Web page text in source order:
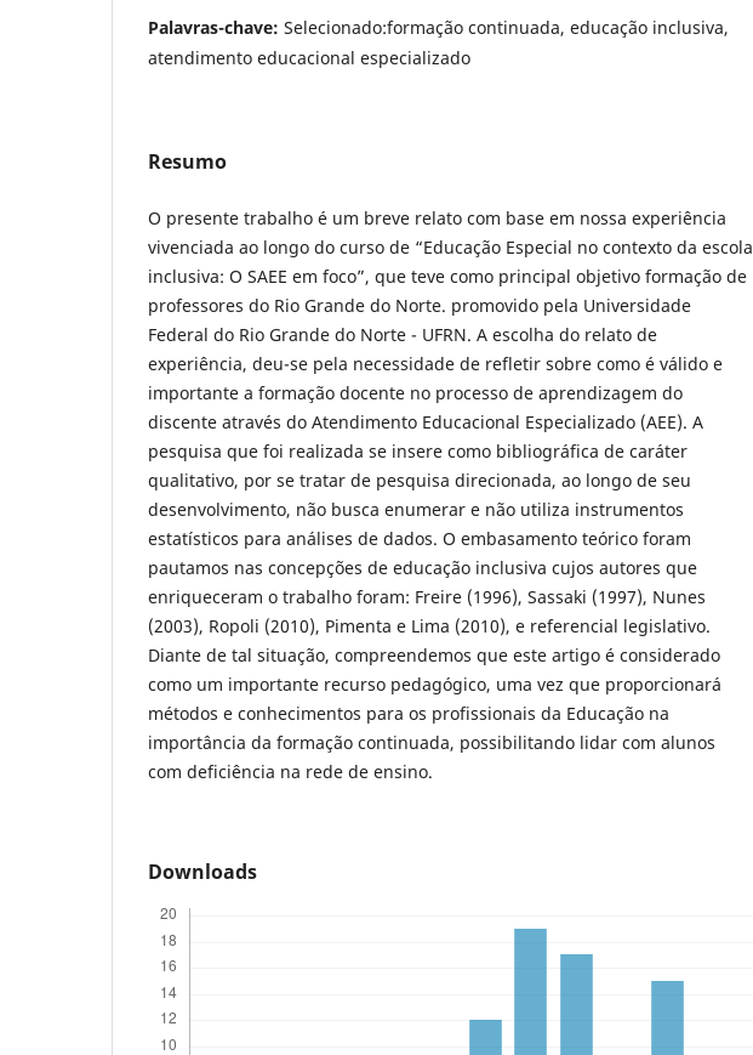
Palavras-chave: Selecionado:formação continuada, educação inclusiva,
atendimento educacional especializado
Resumo
O presente trabalho é um breve relato com base em nossa experiência
vivenciada ao longo do curso de “Educação Especial no contexto da escola
inclusiva: O SAEE em foco”, que teve como principal objetivo formação de
professores do Rio Grande do Norte. promovido pela Universidade
Federal do Rio Grande do Norte - UFRN. A escolha do relato de
experiência, deu-se pela necessidade de refletir sobre como é válido e
importante a formação docente no processo de aprendizagem do
discente através do Atendimento Educacional Especializado (AEE). A
pesquisa que foi realizada se insere como bibliográfica de caráter
qualitativo, por se tratar de pesquisa direcionada, ao longo de seu
desenvolvimento, não busca enumerar e não utiliza instrumentos
estatísticos para análises de dados. O embasamento teórico foram
pautamos nas concepções de educação inclusiva cujos autores que
enriqueceram o trabalho foram: Freire (1996), Sassaki (1997), Nunes
(2003), Ropoli (2010), Pimenta e Lima (2010), e referencial legislativo.
Diante de tal situação, compreendemos que este artigo é considerado
como um importante recurso pedagógico, uma vez que proporcionará
métodos e conhecimentos para os profissionais da Educação na
importância da formação continuada, possibilitando lidar com alunos
com deficiência na rede de ensino.
Downloads